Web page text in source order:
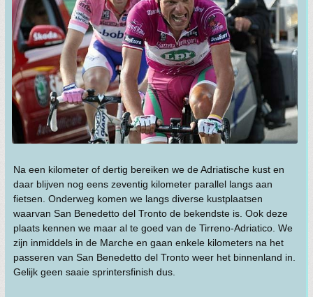
Na een kilometer of dertig bereiken we de Adriatische kust en
daar blijven nog eens zeventig kilometer parallel langs aan
fietsen. Onderweg komen we langs diverse kustplaatsen
waarvan San Benedetto del Tronto de bekendste is. Ook deze
plaats kennen we maar al te goed van de Tirreno-Adriatico. We
zijn inmiddels in de Marche en gaan enkele kilometers na het
passeren van San Benedetto del Tronto weer het binnenland in.
Gelijk geen saaie sprintersfinish dus.